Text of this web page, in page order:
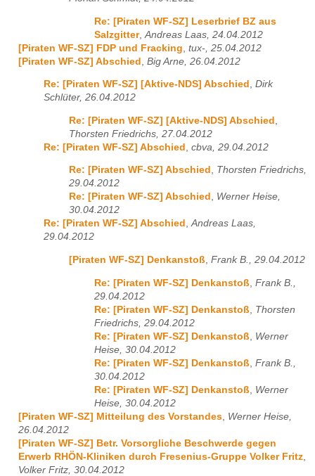
Re: [Piraten WF-SZ] Leserbrief BZ aus
Salzgitter, Andreas Laas, 24.04.2012
[Piraten WF-SZ] FDP und Fracking tux-, 25.04.2012
[Piraten WF-SZ] Abschied Big Arne, 26.04.2012
Re: [Piraten WF-SZ] [Aktive-NDS] Abschied , Dirk
Schlüter, 26.04.2012
Re: [Piraten WF-SZ] [Aktive-NDS] Abschied
Thorsten Friedrichs, 27.04.2012
Re: [Piraten WF-SZ] Abschied cbva, 29.04.2012
Re: [Piraten WF-SZ] Abschied , Thorsten Friedrichs,
29.04.2012
Re: [Piraten WF-SZ] Abschied , Werner Heise,
30.04.2012
Re: [Piraten WF-SZ] Abschied ,Andreas Laas,
29.04.2012
[Piraten WF-SZ] Denkanstoß Frank B., 29.04.2012
Re: [Piraten WF-SZ] Denkanstoß Frank B.,
29.04.2012
Re: [Piraten WF-SZ] Denkanstoß Thorsten
Friedrichs, 29.04.2012
Re: [Piraten WF-SZ] Denkanstoß Werner
Heise, 30.04.2012
Re: [Piraten WF-SZ] Denkanstoß Frank B.,
30.04.2012
Re: [Piraten WF-SZ] Denkanstoß Werner
Heise, 30.04.2012
[Piraten WF-SZ] Mitteilung des Vorstandes Werner Heise,
26.04.2012
[Piraten WF-SZ] Betr. Vorsorgliche Beschwerde gegen
Erwerb RHÖN-Kliniken durch Fresenius-Gruppe Volker Fritz
Volker Fritz, 30.04.2012